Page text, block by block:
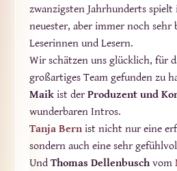
zwanzigsten Jahrhunderts
neuester, aber immer noch sehr
Leserinnen und Lesern.
Wir schätzen uns glücklich, für
großartiges Team gefunden zu
Maik ist derProduzent und
wunderbaren Intros.
Tanja Bern ist nicht nur eine
sondern auch eine sehr
UndThomas Dellenbusch vom